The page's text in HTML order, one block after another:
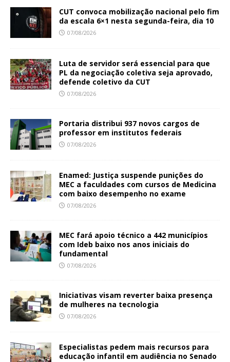
CUT convoca mobilização nacional pelo fim
da escala 6×1 nesta segunda-feira, dia 10
07/08/2026
Luta de servidor será essencial para que
PL da negociação coletiva seja aprovado,
defende coletivo da CUT
07/08/2026
Portaria distribui 937 novos cargos de
professor em institutos federais
07/08/2026
Enamed: Justiça suspende punições do
MEC a faculdades com cursos de Medicina
com baixo desempenho no exame
07/08/2026
MEC fará apoio técnico a 442 municípios
com Ideb baixo nos anos iniciais do
fundamental
07/08/2026
Iniciativas visam reverter baixa presença
de mulheres na tecnologia
07/08/2026
Especialistas pedem mais recursos para
educação infantil em audiência no Senado